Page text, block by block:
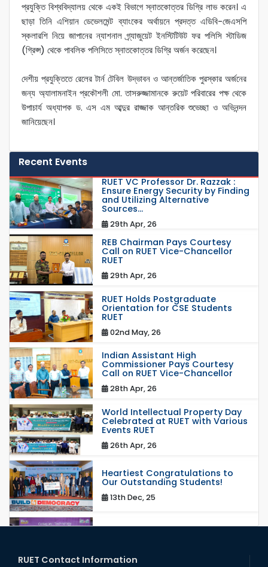
প্রযুক্তি বিশ্ববিদ্যালয় থেকে একই বিভাগে স্নাতকোত্তর ডিগ্রি লাভ করেন। এ
ছাড়া তিনি এশিয়ান ডেভেলমেন্ট ব্যাংকের অর্থায়নে প্রদত্ত এডিবি-জেএসপি
স্কলারশি নিয়ে জাপানের ন্যাশনাল গ্র্যাজুয়েট ইনস্টিটিউট ফর পলিসি স্টাডিজ
(গ্রিপ্স) থেকে পাবলিক পলিসিতে স্নাতকোত্তর ডিগ্রি অর্জন করেছেন।
দেশীয় প্রযুক্তিতে রেলের টার্ন টেবিল উদ্ভাবন ও আন্তর্জাতিক পুরস্কার অর্জনের
জন্য অ্যালামনাইন প্রকৌশলী মো. তাসরুজ্জামানকে রুয়েট পরিবারের পক্ষ থেকে
উপাচার্য অধ্যাপক ড. এস এম আব্দুর রাজ্জাক আন্তরিক শুভেচ্ছা ও অভিনন্দন
জানিয়েছেন।
Recent Events
RUET VC Professor Dr. Razzak :
Ensure Energy Security by Finding
and Utilizing Alternative
Sources...
29th Apr, 26
REB Chairman Pays Courtesy
Call on RUET Vice-Chancellor
RUET
29th Apr, 26
RUET Holds Postgraduate
Orientation for CSE Students
RUET
02nd May, 26
Indian Assistant High
Commissioner Pays Courtesy
Call on RUET Vice-Chancellor
28th Apr, 26
World Intellectual Property Day
Celebrated at RUET with Various
Events RUET
26th Apr, 26
Heartiest Congratulations to
Our Outstanding Students!
13th Dec, 25
Congratulations to Our Proud
20th Oct, 25
RUET Contact Information